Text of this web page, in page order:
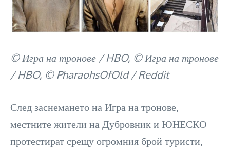
© Игра на тронове / HBO, © Игра на тронове
/ HBO, © PharaohsOfOld / Reddit
След заснемането на Игра на тронове,
местните жители на Дубровник и ЮНЕСКО
протестират срещу огромния брой туристи,